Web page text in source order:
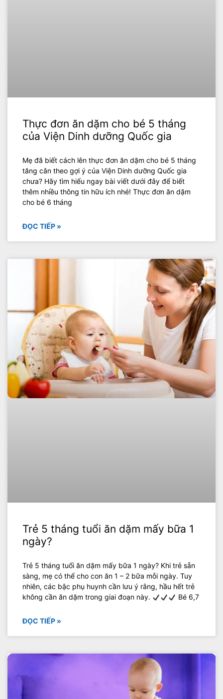
Thực đơn ăn dặm cho bé 5 tháng
của Viện Dinh dưỡng Quốc gia
Mẹ đã biết cách lên thực đơn ăn dặm cho bé 5 tháng
tăng cân theo gợi ý của Viện Dinh dưỡng Quốc gia
chưa? Hãy tìm hiểu ngay bài viết dưới đây để biết
thêm nhiều thông tin hữu ích nhé! Thực đơn ăn dặm
cho bé 6 tháng
ĐỌC TIẾP »
Trẻ 5 tháng tuổi ăn dặm mấy bữa 1
ngày?
Trẻ 5 tháng tuổi ăn dặm mấy bữa 1 ngày? Khi trẻ sẵn
sàng, mẹ có thể cho con ăn 1 – 2 bữa mỗi ngày. Tuy
nhiên, các bậc phụ huynh cần lưu ý rằng, hầu hết trẻ
không cần ăn dặm trong giai đoạn này.
Bé 6,7
ĐỌC TIẾP »